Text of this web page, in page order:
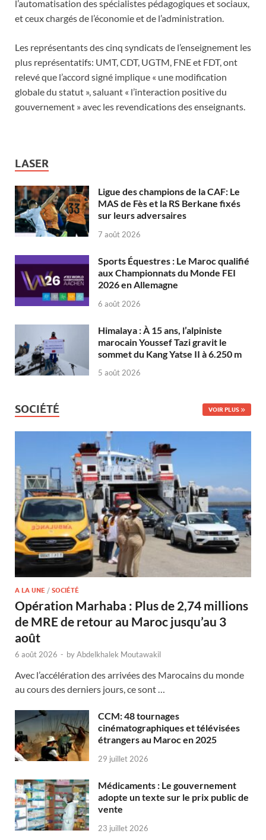
l’automatisation des spécialistes pédagogiques et sociaux,
et ceux chargés de l’économie et de l’administration.
Les représentants des cinq syndicats de l’enseignement les
plus représentatifs: UMT, CDT, UGTM, FNE et FDT, ont
relevé que l’accord signé implique « une modification
globale du statut », saluant « l’interaction positive du
gouvernement » avec les revendications des enseignants.
LASER
Ligue des champions de la CAF: Le
MAS de Fès et la RS Berkane fixés
sur leurs adversaires
7 août 2026
Sports Équestres : Le Maroc qualifié
aux Championnats du Monde FEI
2026 en Allemagne
6 août 2026
Himalaya : À 15 ans, l’alpiniste
marocain Youssef Tazi gravit le
sommet du Kang Yatse II à 6.250 m
5 août 2026
SOCIÉTÉ VOIR PLUS
A LA UNE / SOCIÉTÉ
Opération Marhaba : Plus de 2,74 millions
de MRE de retour au Maroc jusqu’au 3
août
6 août 2026 - byAbdelkhalek Moutawakil
Avec l’accélération des arrivées des Marocains du monde
au cours des derniers jours, ce sont …
CCM: 48 tournages
cinématographiques et télévisées
étrangers au Maroc en 2025
29 juillet 2026
Médicaments : Le gouvernement
adopte un texte sur le prix public de
vente
23 juillet 2026